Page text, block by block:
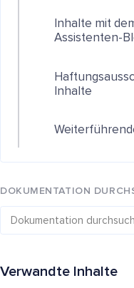
Inhalte mit
Assistenten-
Inhalte
DOKUMENTATION
Verwandte Inhalte